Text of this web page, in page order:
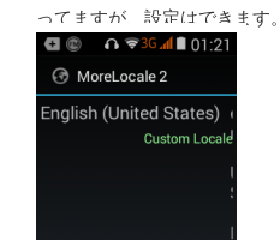
ってますが、設定はできます。